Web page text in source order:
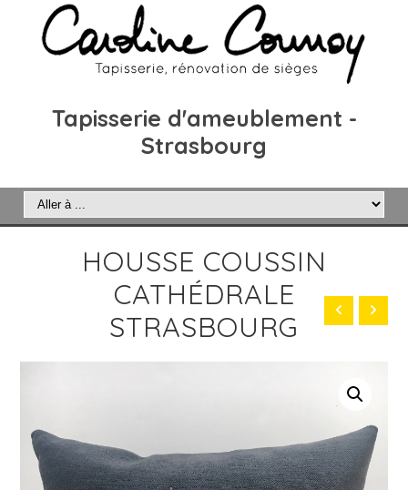
Tapisserie d'ameublement -
Strasbourg
HOUSSE COUSSIN
CATHÉDRALE
STRASBOURG